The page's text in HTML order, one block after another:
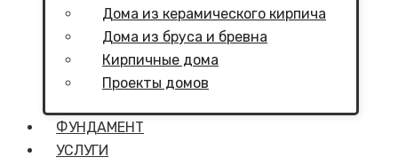
Дома из керамического кирпича
Дома из бруса и бревна
Кирпичные дома
Проекты домов
ФУНДАМЕНТ
УСЛУГИ